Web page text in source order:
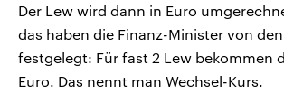
Der Lew wird dann in Euro
das haben die Finanz-Minister von
festgelegt: Für fast 2 Lew bekommen
Euro. Das nennt man Wechsel-Kurs.